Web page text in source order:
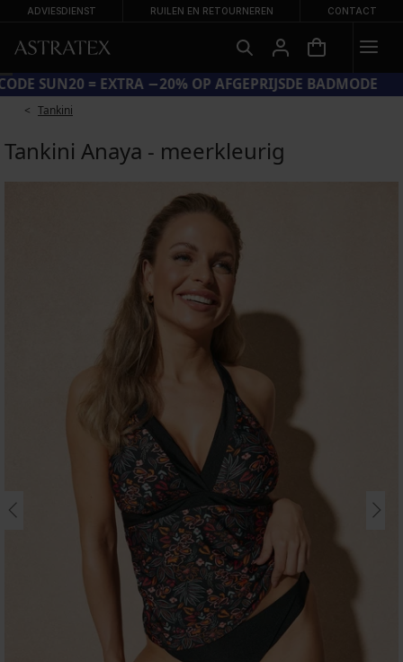
ADVIESDIENST RUILEN EN RETOURNEREN CONTACT
CODE SUN20 = EXTRA −20% OP AFGEPRIJSDE BADMODE
Tankini
Tankini Anaya - meerkleurig